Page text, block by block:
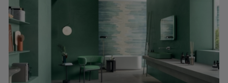
DEJAN PERINACZ
Realizatorul emisiunii în limba sârbă care se ...